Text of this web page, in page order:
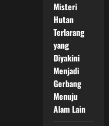
Misteri
Hutan
Terlarang
yang
Diyakini
Menjadi
Gerbang
Menuju
Alam Lain